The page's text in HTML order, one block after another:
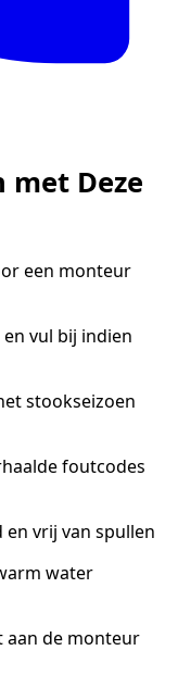
met Deze
een monteur
vul bij indien
stookseizoen
foutcodes
vrij van spullen
water
aan de monteur